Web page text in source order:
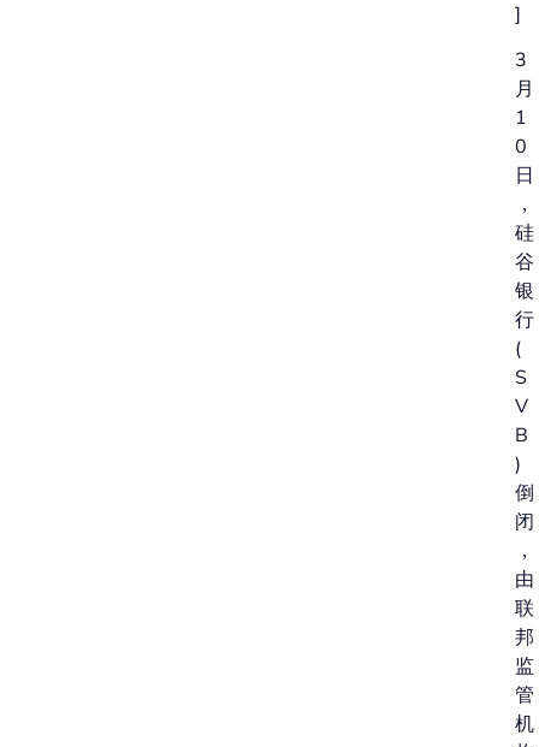
]
3
月
1
0
日
，
硅
谷
银
行
(
S
V
B
)
倒
闭
，
由
联
邦
监
管
机